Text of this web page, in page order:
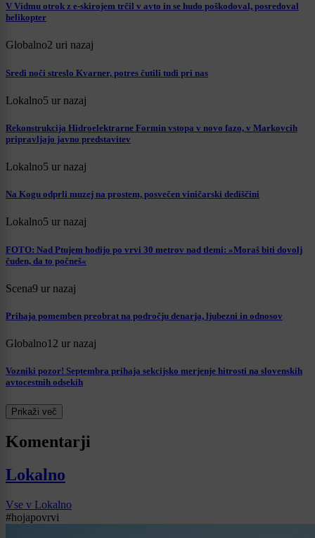
V Vidmu otrok z e-skirojem trčil v avto in se hudo poškodoval, posredoval
helikopter
Globalno2 uri nazaj
Sredi noči streslo Kvarner, potres čutili tudi pri nas
Lokalno5 ur nazaj
Rekonstrukcija Hidroelektrarne Formin vstopa v novo fazo, v Markovcih
pripravljajo javno predstavitev
Lokalno5 ur nazaj
Na Kogu odprli muzej na prostem, posvečen viničarski dediščini
Lokalno5 ur nazaj
FOTO: Nad Ptujem hodijo po vrvi 30 metrov nad tlemi: »Moraš biti dovolj
čuden, da to počneš«
Scena9 ur nazaj
Prihaja pomemben preobrat na področju denarja, ljubezni in odnosov
Globalno12 ur nazaj
Vozniki pozor! Septembra prihaja sekcijsko merjenje hitrosti na slovenskih
avtocestnih odsekih
Prikaži več
Komentarji
Lokalno
Vse v Lokalno
#hojapovrvi